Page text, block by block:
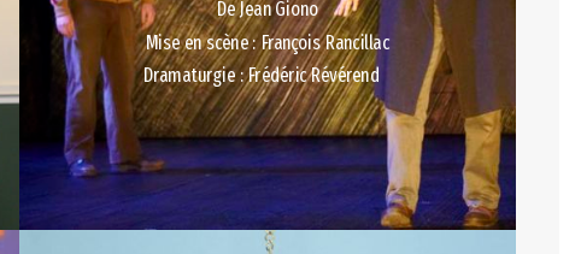
De Jean Giono
Mise en scène : François Rancillac
Dramaturgie : Frédéric Révérend